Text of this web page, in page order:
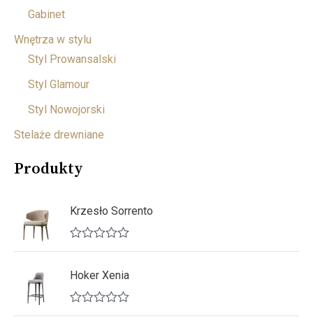
Gabinet
Wnętrza w stylu
Styl Prowansalski
Styl Glamour
Styl Nowojorski
Stelaże drewniane
Produkty
Krzesło Sorrento
O
e
n
i
o
n
Hoker Xenia
O